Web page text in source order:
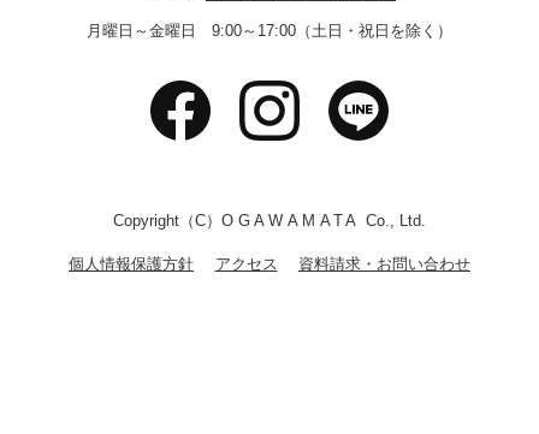
月曜日～金曜日 9:00～17:00（土日・祝日を除く）
Copyright（C）OGAWAMATA Co., Ltd.
個人情報保護方針 アクセス 資料請求・お問い合わせ